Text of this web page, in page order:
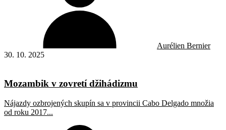
Aurélien Bernier
30. 10. 2025
Mozambik v zovretí džihádizmu
Nájazdy ozbrojených skupín sa v provincii Cabo Delgado množia
od roku 2017...